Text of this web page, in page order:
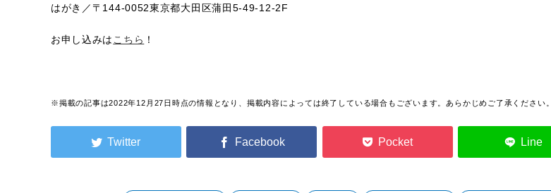
はがき／〒144-0052東京都大田区蒲田5-49-12-2F
お申し込みはこちら ！
※掲載の記事は2022年12月27日時点の情報となり、掲載内容によっては終了している場合もございます。あらかじめご了承ください。